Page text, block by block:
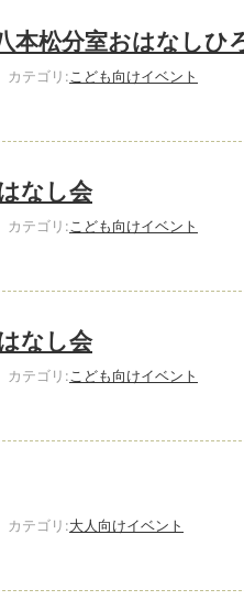
本松分室おはなし
カテゴリ: こども向けイベント
なし会
カテゴリ: こども向けイベント
なし会
カテゴリ: こども向けイベント
カテゴリ:大人向けイベント